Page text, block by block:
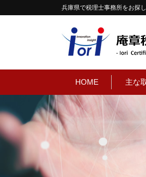
兵庫県で税理士事務所をお探
HOME 主な